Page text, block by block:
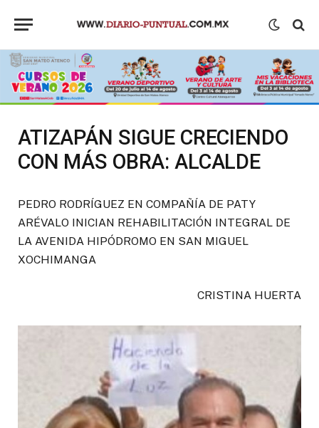
ATIZAPÁN SIGUE CRECIENDO
CON MÁS OBRA: ALCALDE
PEDRO RODRÍGUEZ EN COMPAÑÍA DE PATY
ARÉVALO INICIAN REHABILITACIÓN INTEGRAL DE
LA AVENIDA HIPÓDROMO EN SAN MIGUEL
XOCHIMANGA
CRISTINA HUERTA